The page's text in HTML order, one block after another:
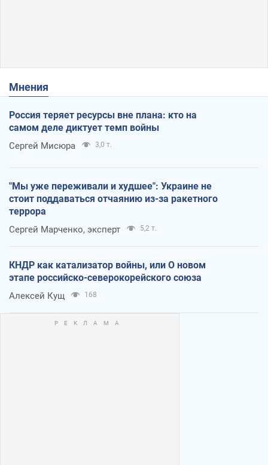
Мнения
Россия теряет ресурсы вне плана: кто на
самом деле диктует темп войны
Сергей Мисюра 3,0 т.
"Мы уже переживали и худшее": Украине не
стоит поддаваться отчаянию из-за ракетного
террора
Сергей Марченко, эксперт 5,2 т.
КНДР как катализатор войны, или О новом
этапе российско-северокорейского союза
Алексей Кущ 168